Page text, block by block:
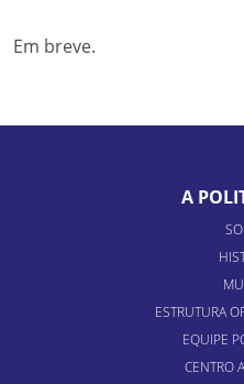
Em breve.
A
ESTRUTURA
EQUIPE
CENTRO